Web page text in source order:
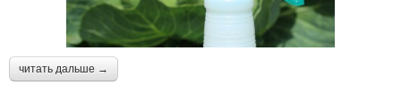
читать дальше →